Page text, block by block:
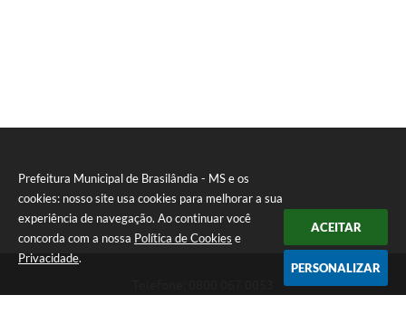
Prefeitura Municipal de Brasilândia - MS e os
cookies: nosso site usa cookies para melhorar a sua
experiência de navegação. Ao continuar você
concorda com a nossa Política de Cookies e
Privacidade.
ACEITAR
PERSONALIZAR